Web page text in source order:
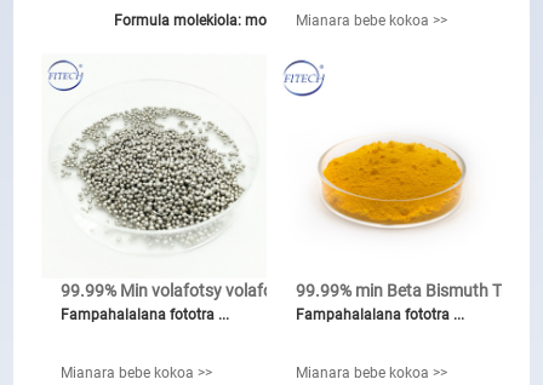
Formula molekiola: moo3
Kolontsaina kilasy: kilasy indostrialy
Fipoahana: Fotsy fotsy volo, vovony maitso
Fampiharana: Alloy / catalysis
DENSITY: 4.692 g / cm3
Mangotraka: 1155 ° C
Mianara bebe kokoa >>
99.99% Min volafotsy volafotsy-volafotsy ...
Fampahalalana fototra ...
Mianara bebe kokoa >>
99.99% min Beta Bismuth Trio ...
Fampahalalana fototra ...
Mianara bebe kokoa >>